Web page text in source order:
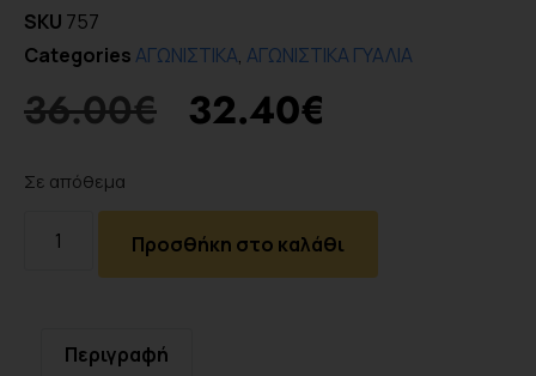
SKU 757
CategoriesΑΓΩΝΙΣΤΙΚΑ, ΑΓΩΝΙΣΤΙΚΑ ΓΥΑΛΙΑ
36.00€ 32.40€
Σε απόθεμα
Προσθήκη στο καλάθι
Περιγραφή